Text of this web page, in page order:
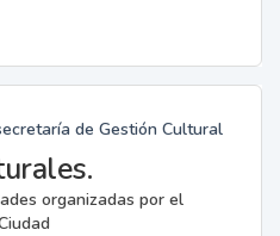
de Gestión Cultural
organizadas por el